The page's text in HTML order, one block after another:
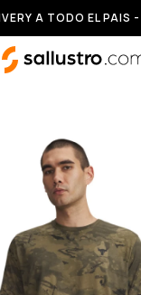
A TODO EL PAIS
RUNNING HASTA 50%